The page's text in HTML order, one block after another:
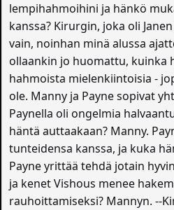
lempihahmoihini ja hänkö
kanssa? Kirurgin, joka oli
vain, noinhan minä alussa
ollaankin jo huomattu, kuinka
hahmoista mielenkiintoisia -
ole. Manny ja Payne sopivat
Paynella oli ongelmia
häntä auttaakaan? Manny.
tunteidensa kanssa, ja kuka
Payne yrittää tehdä jotain
ja kenet Vishous menee
rauhoittamiseksi? Mannyn. --